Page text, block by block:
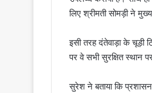
लिए श्रीमती सोमड़ी ने
इसी तरह दंतेवाड़ा के चूड़ी
पर वे सभी सुरक्षित स्थान
सुरेश ने बताया कि